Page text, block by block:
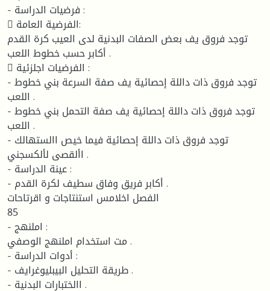
- فرضيات الدراسة :
 الفرضية العامة:
توجد فروق يف بعض الصفات البدنية لدى العيب كرة القدم
أكابر حسب خطوط اللعب .
 الفرضيات اجلزئية :
- توجد فروق ذات داللة إحصائية يف صفة السرعة بني خطوط
اللعب .
- توجد فروق ذات داللة إحصائية يف صفة التحمل بني خطوط
اللعب .
- توجد فروق ذات داللة إحصائية فيما خيص االستهالك
األقصى لألكسجني .
- عينة الدراسة :
- أكابر فريق وفاق سطيف لكرة القدم .
الفصل اخلامس استنتاجات و اقرتاحات
85
- املنهج :
مت استخدام املنهج الوصفي .
- أدوات الدراسة :
- طريقة التحليل البيبليوغرايف .
- االختبارات البدنية .